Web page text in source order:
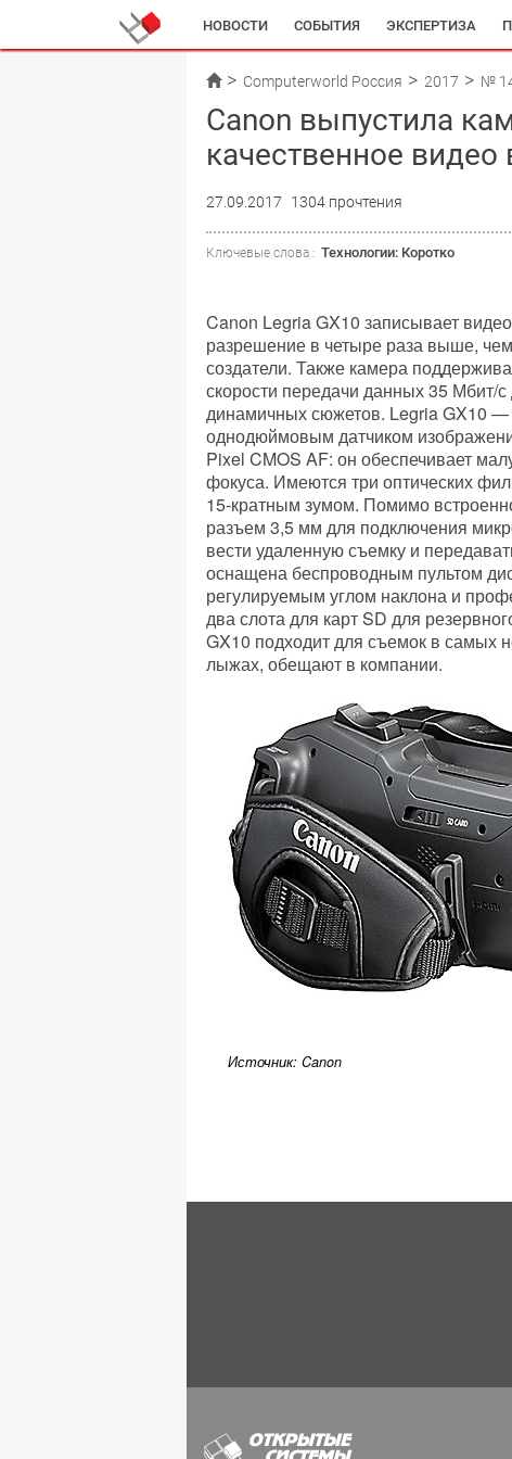
НОВОСТИ СОБЫТИЯ ЭКСПЕРТИЗА
Computerworld Россия 2017 №
Canon выпустила
качественное
27.09.2017 1304 прочтения
Ключевые слова : Технологии: Коротко
Canon Legria GX10 записывает
разрешение в четыре раза выше,
создатели. Также камера
скорости передачи данных 35 Мбит/
динамичных сюжетов. Legria GX10
однодюймовым датчиком
Pixel CMOS AF: он обеспечивает
фокуса. Имеются три оптических
15-кратным зумом. Помимо
разъем 3,5 мм для подключения
вести удаленную съемку и
оснащена беспроводным пультом
регулируемым углом наклона и
два слота для карт SD для
GX10 подходит для съемок в самых
лыжах, обещают в компании.
Источник: Canon